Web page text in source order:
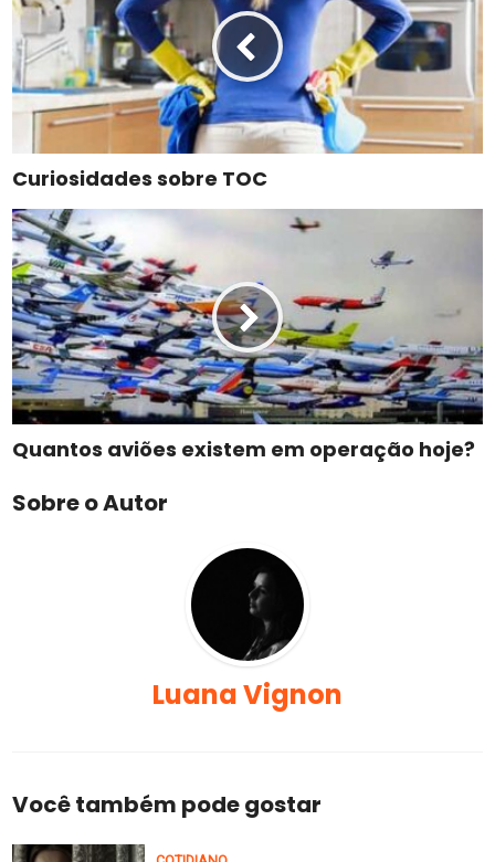
Curiosidades sobre TOC
Quantos aviões existem em operação hoje?
Sobre o Autor
Luana Vignon
Você também pode gostar